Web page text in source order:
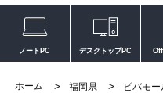
ノートPC デスクトップPC
ホーム > 福岡県 > ビバモ